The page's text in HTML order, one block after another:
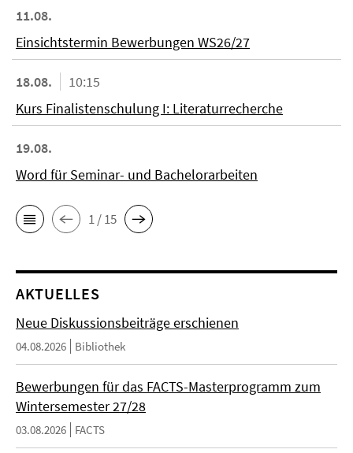
11.08.
Einsichtstermin Bewerbungen WS26/27
18.08.
10:15
Kurs Finalistenschulung I: Literaturrecherche
19.08.
Word für Seminar- und Bachelorarbeiten
1 / 15
AKTUELLES
Neue Diskussionsbeiträge erschienen
04.08.2026 Bibliothek
Bewerbungen für das FACTS-Masterprogramm zum
Wintersemester 27/28
03.08.2026 FACTS